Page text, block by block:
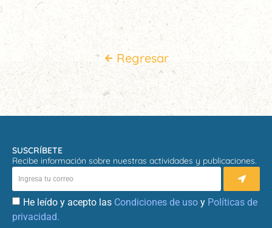
Regresar
SUSCRÍBETE
Recibe información sobre nuestras actividades y publicaciones.
He leído y acepto las Condiciones de uso y Políticas de
privacidad.